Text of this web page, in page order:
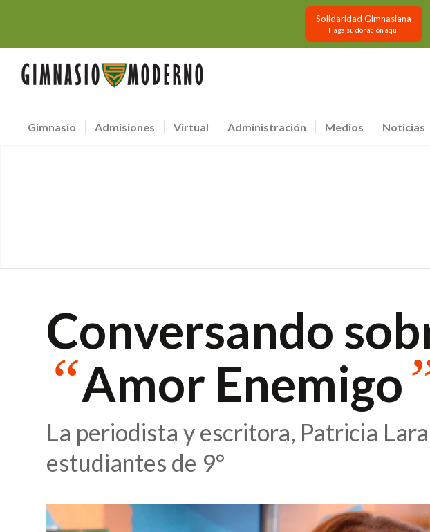
Solidaridad Gimnasiana
Haga su donación aquí
Gimnasio Admisiones Virtual Administración Medios Noticias
Conversando
“Amor Enemigo
La periodista y escritora, Patricia
estudiantes de 9°